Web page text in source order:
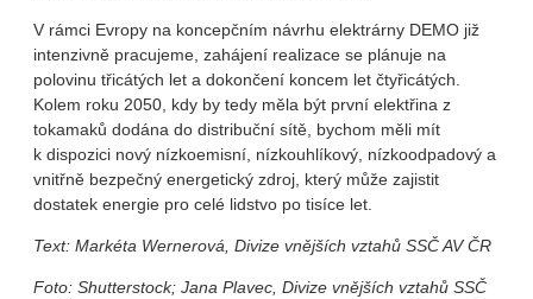
V rámci Evropy na koncepčním návrhu elektrárny DEMO již
intenzivně pracujeme, zahájení realizace se plánuje na
polovinu třicátých let a dokončení koncem let čtyřicátých.
Kolem roku 2050, kdy by tedy měla být první elektřina z
tokamaků dodána do distribuční sítě, bychom měli mít
k dispozici nový nízkoemisní, nízkouhlíkový, nízkoodpadový a
vnitřně bezpečný energetický zdroj, který může zajistit
dostatek energie pro celé lidstvo po tisíce let.
Text: Markéta Wernerová, Divize vnějších vztahů SSČ AV ČR
Foto: Shutterstock; Jana Plavec, Divize vnějších vztahů SSČ